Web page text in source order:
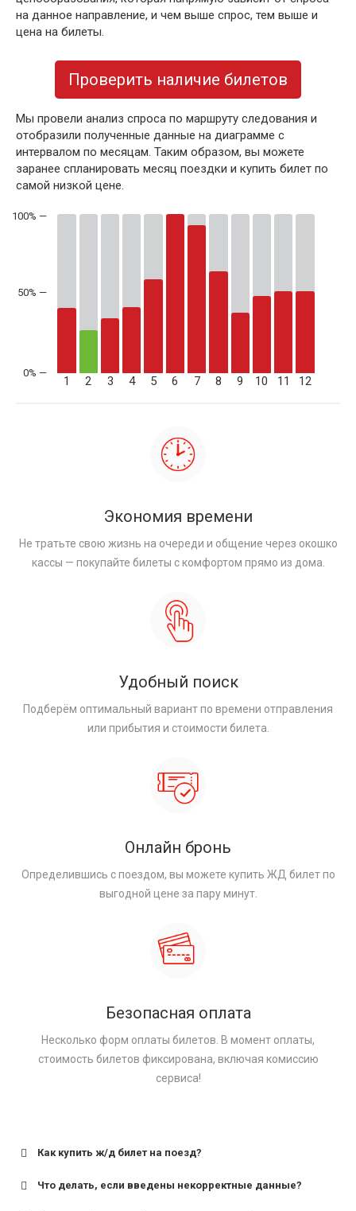
на данное направление, и чем выше спрос, тем выше и
цена на билеты.
Проверить наличие билетов
Мы провели анализ спроса по маршруту следования и
отобразили полученные данные на диаграмме с
интервалом по месяцам. Таким образом, вы можете
заранее спланировать месяц поездки и купить билет по
самой низкой цене.
50% —
1 2 3 4 5 6 7 8 9 10 11 12
Экономия времени
Не тратьте свою жизнь на очереди и общение через окошко
кассы — покупайте билеты с комфортом прямо из дома.
Удобный поиск
Подберём оптимальный вариант по времени отправления
или прибытия и стоимости билета.
Онлайн бронь
Определившись с поездом, вы можете купить ЖД билет по
выгодной цене за пару минут.
Безопасная оплата
Несколько форм оплаты билетов. В момент оплаты,
стоимость билетов фиксирована, включая комиссию
сервиса!
Как купить ж/д билет на поезд?
Что делать, если введены некорректные данные?